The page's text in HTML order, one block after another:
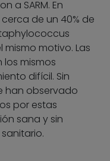
a SARM. En
de un 40% de
motivo. Las
los mismos
difícil. Sin
han observado
por estas
sana y sin